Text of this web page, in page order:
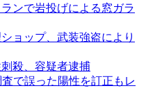
ンで岩投げによる窓ガラ
ョップ、武装強盗により
殺、容疑者逮捕
で誤った陽性を訂正もレ